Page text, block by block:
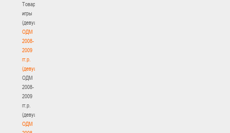
Товарищеские
игры
(девушки)
ОДМ
2008-
2009
гг.р.
(девушки)
ОДМ
2008-
2009
гг.р.
(девушки)
ОДМ